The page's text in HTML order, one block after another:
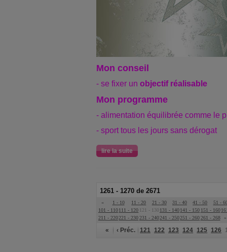
Mon conseil
- se fixer un objectif réalisable
Mon programme
- alimentation équilibrée comme le
- sport tous les jours sans dérogat
lire la suite
1261 - 1270 de 2671
« 1 - 10 11 - 20 21 - 30 31 - 40 41 - 50
51 -
101 - 110111 - 120 121 - 130 131 - 140141 - 150 151 - 160
211 - 220221 - 230231 - 240241 - 250251 - 260261 - 268 »
« ‹ Préc. 121 122 123 124 125 126